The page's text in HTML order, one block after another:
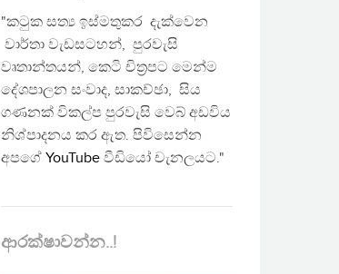
"කටුක සත්‍ය ඉස්මතුකර දැක්වෙන
වාර්තා වැඩසටහන්, පුරවැසි
වෘතාන්තයන්, කෙටි චිත්‍රපට මෙන්ම
දේශපාලන සංවාද, සාකච්ඡා, සිය
ගණනක් විකල්ප පුරවැසි වෙබ් අඩවිය
නිශ්පාදනය කර ඇත. පිවිසෙන්න
අපගේ YouTube වීඩියෝ චැනලයට."
ආරක්ෂාවන්න..!